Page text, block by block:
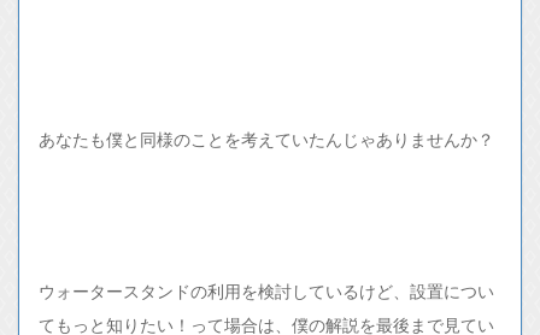
あなたも僕と同様のことを考えていたんじゃありませんか？
ウォータースタンドの利用を検討しているけど、設置につい
てもっと知りたい！って場合は、僕の解説を最後まで見てい